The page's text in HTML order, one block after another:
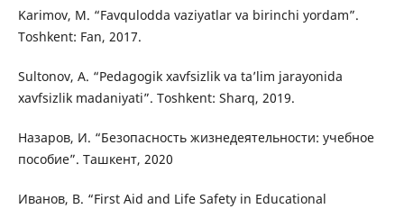
Karimov, M. “Favqulodda vaziyatlar va birinchi yordam”.
Toshkent: Fan, 2017.
Sultonov, A. “Pedagogik xavfsizlik va ta’lim jarayonida
xavfsizlik madaniyati”. Toshkent: Sharq, 2019.
Назаров, И. “Безопасность жизнедеятельности: учебное
пособие”. Ташкент, 2020
Иванов, В. “First Aid and Life Safety in Educational